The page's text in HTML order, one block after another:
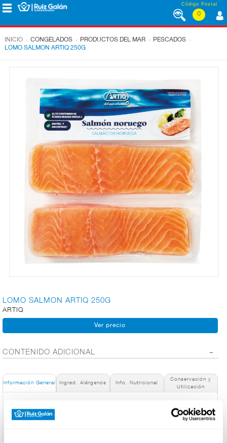
Saltar al contenido Código Postal
0
CORPORATIVO
CONGELADOS
CARNICERÍA
QUESOS
CORTE
INICIO . CONGELADOS . PRODUCTOS DEL MAR . PESCADOS .
LOMO SALMON ARTIQ 250G
LOMO SALMON ARTIQ 250G
ARTIQ
CONTENIDO ADICIONAL
Información General Ingred. Alérgenos Info. Nutricional
Conservación y
Utilización
Denominación de alimento:
Salmón Noruego